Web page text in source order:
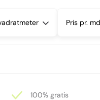
Pris pr.
100% gratis